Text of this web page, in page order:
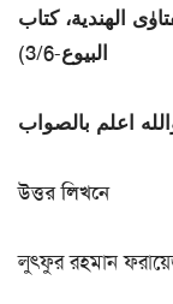
الهندية، كتاب
البيوع-3/6)
اعلم بالصواب
উত্তর লিখনে
লুৎফুর রহমান